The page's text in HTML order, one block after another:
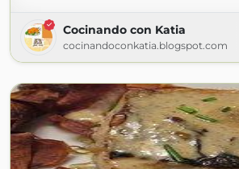
Cocinando con Katia
cocinandoconkatia.blogspot.com